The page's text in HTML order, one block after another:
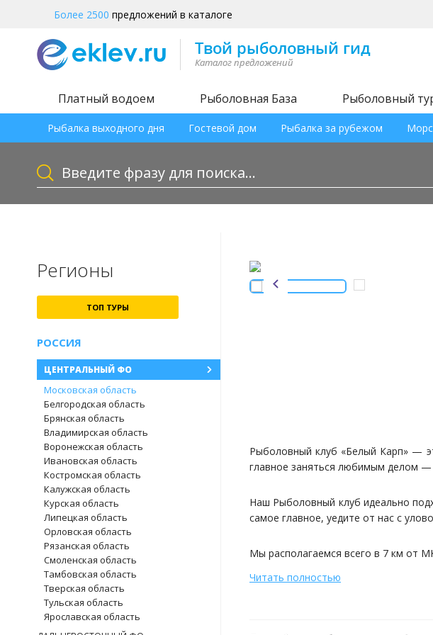
Более 2500 предложений в каталоге
Платный водоем Рыболовная База Рыболовный
Рыбалка выходного дня Гостевой дом Рыбалка за рубежом
Регионы
ТОП ТУРЫ
РОССИЯ
ЦЕНТРАЛЬНЫЙ ФО
Московская область
Белгородская область
Брянская область
Владимирская область
Воронежская область
Ивановская область
Костромская область
Калужская область
Курская область
Липецкая область
Орловская область
Рязанская область
Смоленская область
Тамбовская область
Тверская область
Тульская область
Ярославская область
Рыболовный клуб «Белый Карп» —
главное заняться любимым делом
Наш Рыболовный клуб идеально
самое главное, уедите от нас с
Мы располагаемся всего в 7 км от
Читать полностью